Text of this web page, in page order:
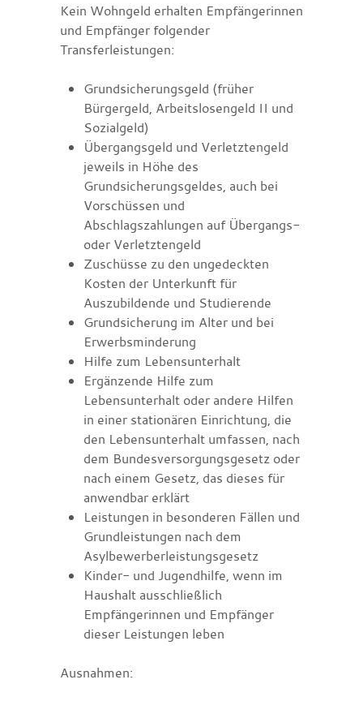
Kein Wohngeld erhalten Empfängerinnen
und Empfänger folgender
Transferleistungen:
Grundsicherungsgeld (früher
Bürgergeld, Arbeitslosengeld II und
Sozialgeld)
Übergangsgeld und Verletztengeld
jeweils in Höhe des
Grundsicherungsgeldes, auch bei
Vorschüssen und
Abschlagszahlungen auf Übergangs-
oder Verletztengeld
Zuschüsse zu den ungedeckten
Kosten der Unterkunft für
Auszubildende und Studierende
Grundsicherung im Alter und bei
Erwerbsminderung
Hilfe zum Lebensunterhalt
Ergänzende Hilfe zum
Lebensunterhalt oder andere Hilfen
in einer stationären Einrichtung, die
den Lebensunterhalt umfassen, nach
dem Bundesversorgungsgesetz oder
nach einem Gesetz, das dieses für
anwendbar erklärt
Leistungen in besonderen Fällen und
Grundleistungen nach dem
Asylbewerberleistungsgesetz
Kinder- und Jugendhilfe, wenn im
Haushalt ausschließlich
Empfängerinnen und Empfänger
dieser Leistungen leben
Ausnahmen: